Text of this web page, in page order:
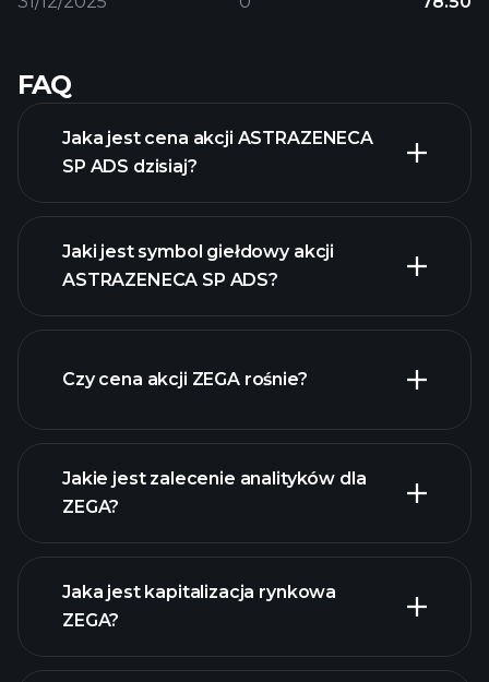
FAQ
Jaka jest cena akcji ASTRAZENECA
SP ADS dzisiaj?
zaawansowanej wykresie
Jaki jest symbol giełdowy akcji
ASTRAZENECA SP ADS?
Czy cena akcji ZEGA rośnie?
wykresie.
Jakie jest zalecenie analityków dla
ZEGA?
Jaka jest kapitalizacja rynkowa
ZEGA?